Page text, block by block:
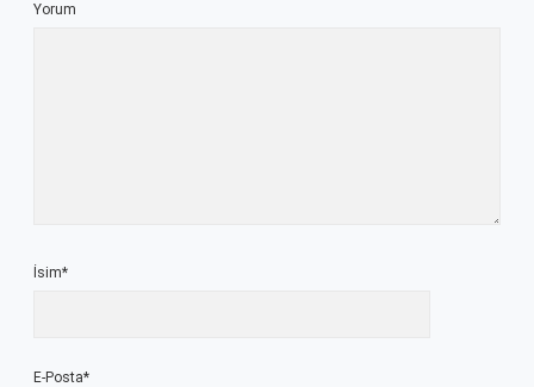
Yorum
İsim*
E-Posta*